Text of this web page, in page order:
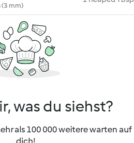
(3 mm)
was du siehst?
als 100 000 weitere warten auf